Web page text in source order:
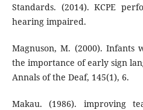
Standards. (2014). KCPE
hearing impaired.
Magnuson, M. (2000). Infants
the importance of early sign
Annals of the Deaf, 145(1), 6.
Makau. (1986). improving